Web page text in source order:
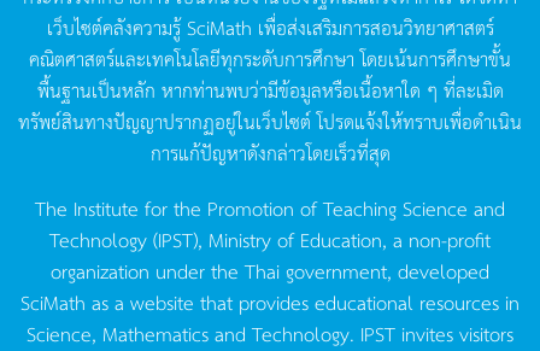
เว็บไซต์คลังความรู้SciMath เพื่อส่งเสริมการสอนวิทยาศาสตร์
คณิตศาสตร์และเทคโนโลยีทุกระดับการศึกษา โดยเน้นการศึกษาขั้น
พื้นฐานเป็นหลัก หากท่านพบว่ามีข้อมูลหรือเนื้อหาใด ๆ ที่ละเมิด
ทรัพย์สินทางปัญญาปรากฏอยู่ในเว็บไซต์โปรดแจ้งให้ทราบเพื่อดำเนิน
การแก้ปัญหาดังกล่าวโดยเร็วที่สุด
The Institute for the Promotion of Teaching Science and
Technology (IPST), Ministry of Education, a non-profit
organization under the Thai government, developed
SciMath as a website that provides educational resources in
Science, Mathematics and Technology. IPST invites visitors